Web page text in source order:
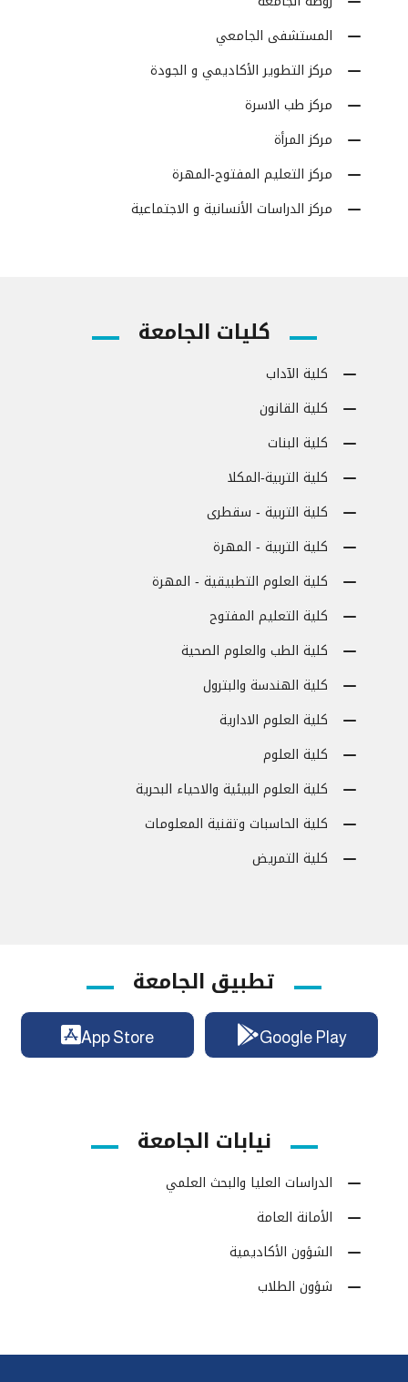
المستشفى الجامعي
مركز التطوير الأكاديمي و الجودة
مركز طب الاسرة
مركز المرأة
مركز التعليم المفتوح-المهرة
مركز الدراسات الأنسانية و الاجتماعية
كليات الجامعة
كلية الآداب
كلية القانون
كلية البنات
كلية التربية-المكلا
كلية التربية - سقطرى
كلية التربية - المهرة
كلية العلوم التطبيقية - المهرة
كلية التعليم المفتوح
كلية الطب والعلوم الصحية
كلية الهندسة والبترول
كلية العلوم الادارية
كلية العلوم
كلية العلوم البيئية والاحياء البحرية
كلية الحاسبات وتقنية المعلومات
كلية التمريض
تطبيق الجامعة
Google Play
App Store
نيابات الجامعة
الدراسات العليا والبحث العلمي
الأمانة العامة
الشؤون الأكاديمية
شؤون الطلاب